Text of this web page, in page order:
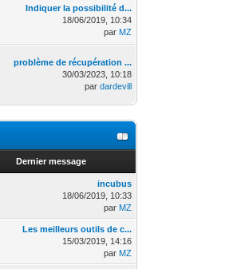
Indiquer la possibilité d...
18/06/2019, 10:34
par MZ
problème de récupération ...
30/03/2023, 10:18
pardardevill
Dernier message
incubus
18/06/2019, 10:33
par MZ
Les meilleurs outils de c...
15/03/2019, 14:16
par MZ